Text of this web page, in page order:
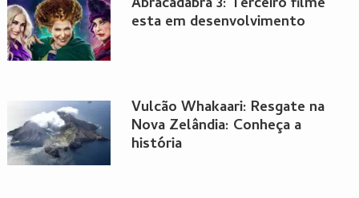
esta em desenvolvimento
Vulcão Whakaari: Resgate na
Nova Zelândia: Conheça a
história